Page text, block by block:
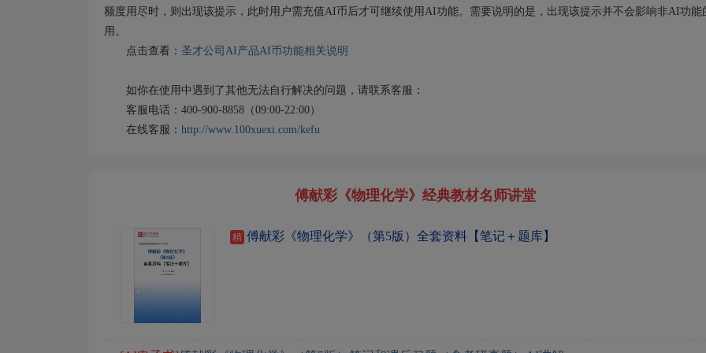
额度用尽时，则出现该提示，此时用户需充值AI币后才可继续使用AI功能。需要说明的是，出现该提示并不会影响非AI功能
用。
点击查看： 圣才公司AI产品AI币功能相关说明
如你在使用中遇到了其他无法自行解决的问题，请联系客服：
客服电话：400-900-8858（09:00-22:00）
在线客服： http://www.100xuexi.com/kefu
傅献彩《物理化学》经典教材名师讲堂
精 傅献彩《物理化学》（第5版）全套资料【笔记＋题库】